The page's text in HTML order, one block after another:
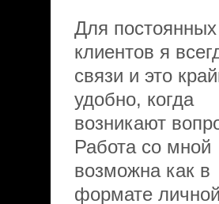
Для постоянных
клиентов я
связи и это
удобно, когда
возникают
Работа со мной
возможна как в
формате личной